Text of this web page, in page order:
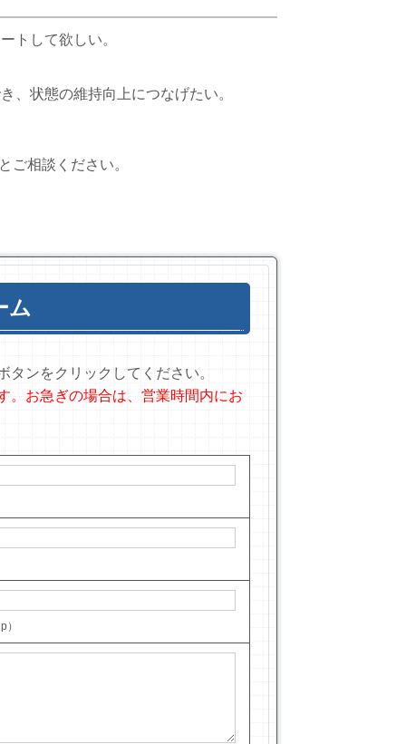
トして欲しい。
、状態の維持向上につなげたい。
ご相談ください。
ム
ンをクリックしてください。
お急ぎの場合は、営業時間内にお